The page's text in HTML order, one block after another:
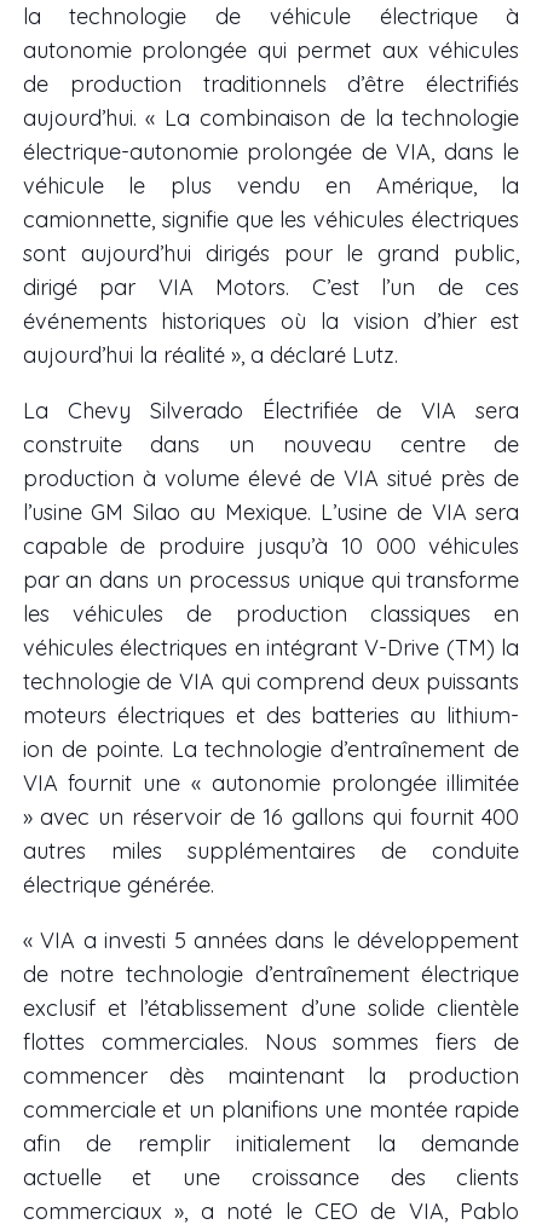
la technologie de véhicule électrique à
autonomie prolongée qui permet aux véhicules
de production traditionnels d’être électrifiés
aujourd’hui. « La combinaison de la technologie
électrique-autonomie prolongée de VIA, dans le
véhicule le plus vendu en Amérique, la
camionnette, signifie que les véhicules électriques
sont aujourd’hui dirigés pour le grand public,
dirigé par VIA Motors. C’est l’un de ces
événements historiques où la vision d’hier est
aujourd’hui la réalité », a déclaré Lutz.
La Chevy Silverado Électrifiée de VIA sera
construite dans un nouveau centre de
production à volume élevé de VIA situé près de
l’usine GM Silao au Mexique. L’usine de VIA sera
capable de produire jusqu’à 10 000 véhicules
par an dans un processus unique qui transforme
les véhicules de production classiques en
véhicules électriques en intégrant V-Drive (TM) la
technologie de VIA qui comprend deux puissants
moteurs électriques et des batteries au lithium-
ion de pointe. La technologie d’entraînement de
VIA fournit une « autonomie prolongée illimitée
» avec un réservoir de 16 gallons qui fournit 400
autres miles supplémentaires de conduite
électrique générée.
« VIA a investi 5 années dans le développement
de notre technologie d’entraînement électrique
exclusif et l’établissement d’une solide clientèle
flottes commerciales. Nous sommes fiers de
commencer dès maintenant la production
commerciale et un planifions une montée rapide
afin de remplir initialement la demande
actuelle et une croissance des clients
commerciaux », a noté le CEO de VIA, Pablo